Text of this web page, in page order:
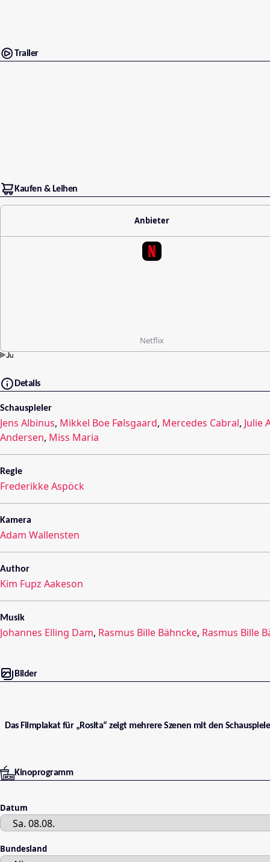
Trailer
Kaufen & Leihen
Anbieter
Netflix
Details
Schauspieler
Jens Albinus, Mikkel Boe Følsgaard, Mercedes Cabral, Julie
Andersen, Miss Maria
Regie
Frederikke Aspöck
Kamera
Adam Wallensten
Author
Kim Fupz Aakeson
Musik
Johannes Elling Dam, Rasmus Bille Bähncke, Rasmus Bille
Bilder
Das Filmplakat für „Rosita“ zeigt mehrere Szenen mit den
Kinoprogramm
Datum
Bundesland